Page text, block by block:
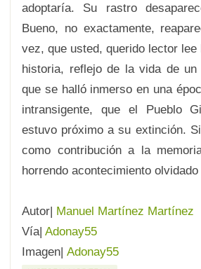
adoptaría. Su rastro
Bueno, no exactamente,
vez, que usted, querido lector
historia, reflejo de la vida de un
que se halló inmerso en una
intransigente, que el Pueblo
estuvo próximo a su extinción.
como contribución a la
horrendo acontecimiento
Autor| Manuel Martínez Martínez
Vía| Adonay55
Imagen| Adonay55